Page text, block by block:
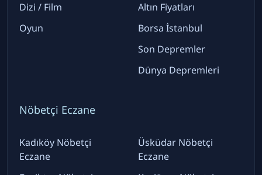
Dizi / Film
Oyun
Altın Fiyatları
Borsa İstanbul
Son Depremler
Dünya Depremleri
Nöbetçi Eczane
Kadıköy Nöbetçi
Eczane
Üsküdar Nöbetçi
Eczane